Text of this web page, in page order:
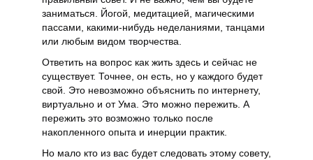
заниматься. Йогой, медитацией, магическими
пассами, какими-нибудь неделаниями, танцами
или любым видом творчества.
Ответить на вопрос как жить здесь и сейчас не
существует. Точнее, он есть, но у каждого будет
свой. Это невозможно объяснить по интернету,
виртуально и от Ума. Это можно пережить. А
пережить это возможно только после
накопленного опыта и инерции практик.
Но мало кто из вас будет следовать этому совету,